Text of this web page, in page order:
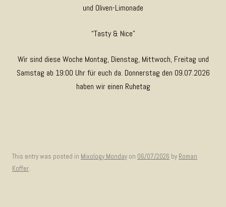
und Oliven-Limonade
“Tasty & Nice”
Wir sind diese Woche Montag, Dienstag, Mittwoch, Freitag und
Samstag ab 19:00 Uhr für euch da. Donnerstag den 09.07.2026
haben wir einen Ruhetag
This entry was posted in Mixology Monday on 06/07/2026 by Roman
Koffer.